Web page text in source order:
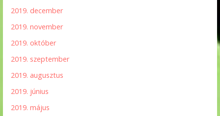
2019. december
2019. november
2019. október
2019. szeptember
2019. augusztus
2019. június
2019. május